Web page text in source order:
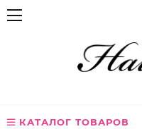
КАТАЛОГ ТОВАРОВ